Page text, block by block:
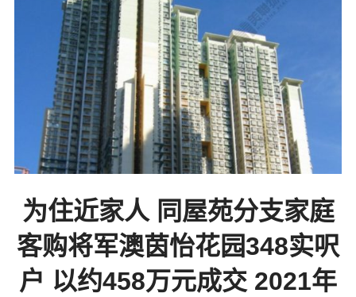
为住近家人 同屋苑分支家庭
客购将军澳茵怡花园348实呎
户 以约458万元成交 2021年